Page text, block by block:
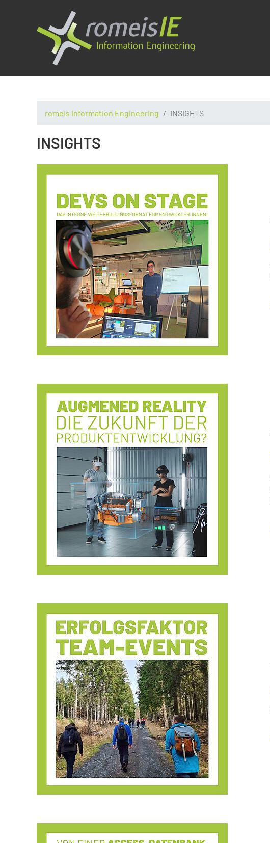
romeis Information Engineering INSIGHTS
INSIGHTS